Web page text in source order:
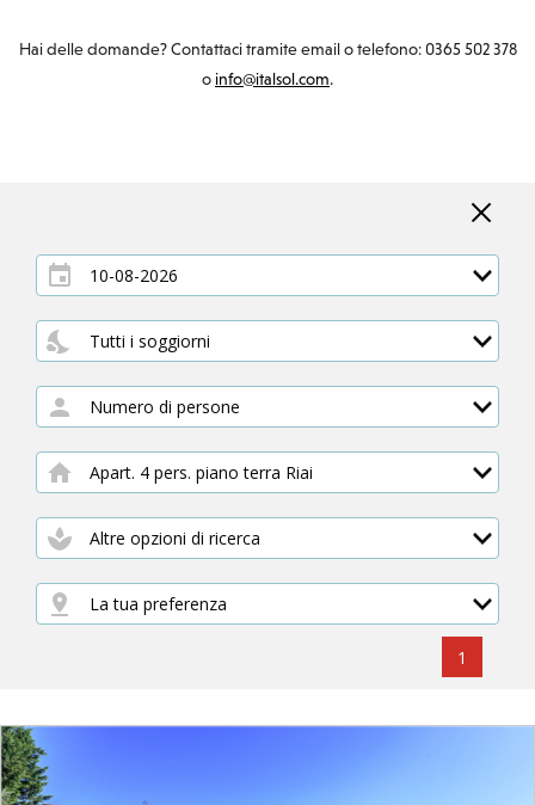
Hai delle domande? Contattaci tramite email o telefono: 0365 502 378
oinfo@italsol.com.